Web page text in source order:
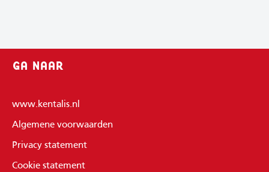
GA NAAR
www.kentalis.nl
Algemene voorwaarden
Privacy statement
Cookie statement